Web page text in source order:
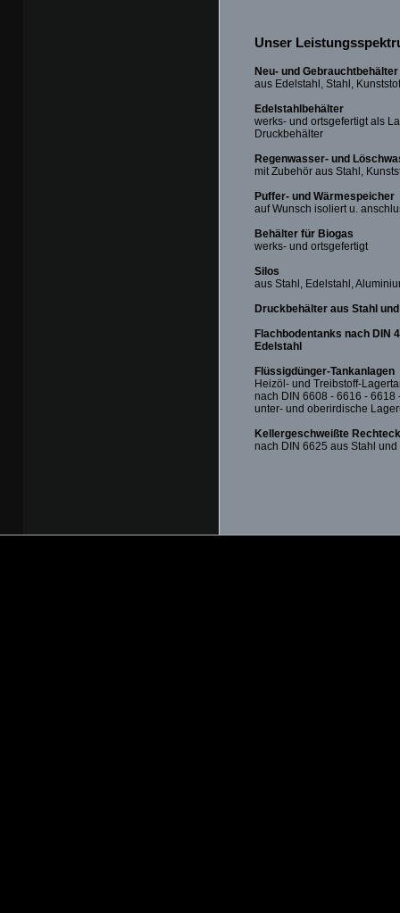
Unser
Neu- und Gebrauchtbehälter
aus Edelstahl, Stahl,
Edelstahlbehälter
werks- und ortsgefertigt als
Druckbehälter
Regenwasser- und
mit Zubehör aus Stahl,
Puffer- und Wärmespeicher
auf Wunsch isoliert u.
Behälter für Biogas
werks- und ortsgefertigt
Silos
aus Stahl, Edelstahl,
Druckbehälter aus Stahl
Flachbodentanks nach DIN
Edelstahl
Flüssigdünger-Tankanlagen
Heizöl- und Treibstoff-
nach DIN 6608 - 6616 - 6618
unter- und oberirdische
Kellergeschweißte
nach DIN 6625 aus Stahl